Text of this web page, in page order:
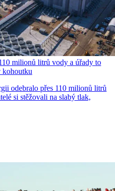
milionů litrů vody a úřady to
kohoutku
odebralo přes 110 milionů litrů
si stěžovali na slabý tlak,